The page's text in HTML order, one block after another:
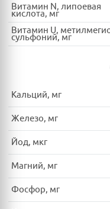
Витамин N, липоевая
кислота, мг
Витамин U,
сульфоний, мг
Кальций, мг
Железо, мг
Йод, мкг
Магний, мг
Фосфор, мг